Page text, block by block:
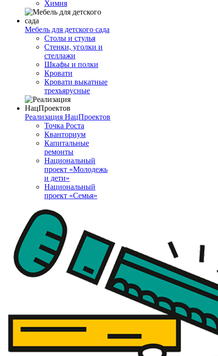
Химия
Мебель для детского сада
Столы и стулья
Стенки, уголки и
стеллажи
Шкафы и полки
Кровати
Кровати выкатные
трехъярусные
Реализация НацПроектов
Точка Роста
Кванториум
Капитальные
ремонты
Национальный
проект «Молодежь
и дети»
Национальный
проект «Семья»